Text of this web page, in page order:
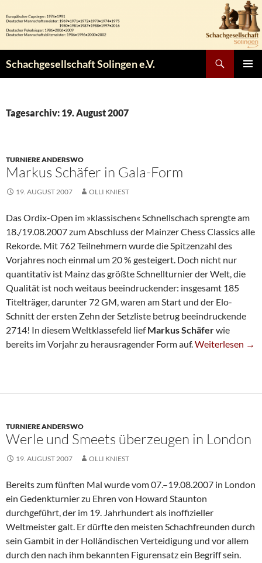
Inhalt
springen
Schachgesellschaft Solingen e.V.
Tagesarchiv: 19. August 2007
TURNIERE ANDERSWO
Markus Schäfer in Gala-Form
19. AUGUST 2007 OLLI KNIEST
Das Ordix-Open im »klassischen« Schnellschach sprengte am
18./19.08.2007 zum Abschluss der Mainzer Chess Classics alle
Rekorde. Mit 762 Teilnehmern wurde die Spitzenzahl des
Vorjahres noch einmal um 20 % gesteigert. Doch nicht nur
quantitativ ist Mainz das größte Schnellturnier der Welt, die
Qualität ist noch weitaus beeindruckender: insgesamt 185
Titelträger, darunter 72 GM, waren am Start und der Elo-
Schnitt der ersten Zehn der Setzliste betrug beeindruckende
2714! In diesem Weltklassefeld liefMarkus Schäferwie
bereits im Vorjahr zu herausragender Form auf.Markus Schäfer
Weiterlesen →
TURNIERE ANDERSWO
Werle und Smeets überzeugen in London
19. AUGUST 2007 OLLI KNIEST
Bereits zum fünften Mal wurde vom 07.–19.08.2007 in London
ein Gedenkturnier zu Ehren von Howard Staunton
durchgeführt, der im 19. Jahrhundert als inoffizieller
Weltmeister galt. Er dürfte den meisten Schachfreunden durch
sein Gambit in der Holländischen Verteidigung und vor allem
durch den nach ihm bekannten Figurensatz ein Begriff sein.